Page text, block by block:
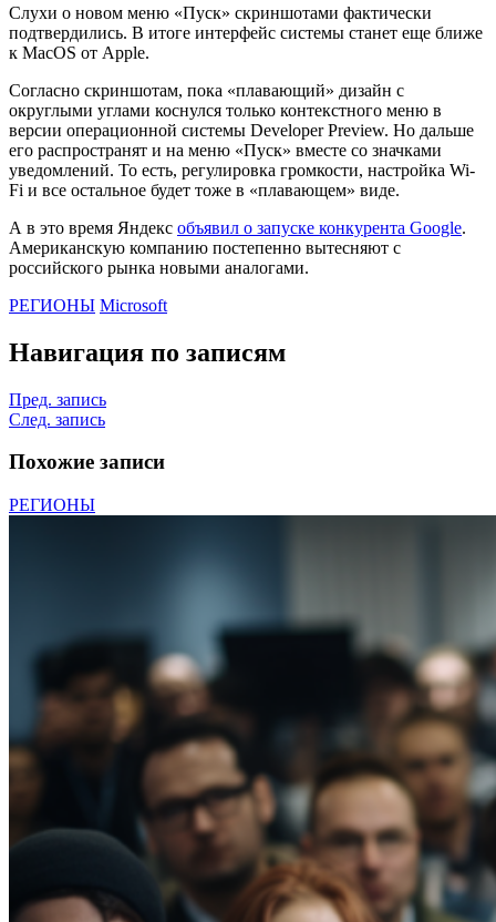
Слухи о новом меню «Пуск» скриншотами фактически
подтвердились. В итоге интерфейс системы станет еще ближе
к MacOS от Apple.
Согласно скриншотам, пока «плавающий» дизайн с
округлыми углами коснулся только контекстного меню в
версии операционной системы Developer Preview. Но дальше
его распространят и на меню «Пуск» вместе со значками
уведомлений. То есть, регулировка громкости, настройка Wi-
Fi и все остальное будет тоже в «плавающем» виде.
А в это время Яндекс объявил о запуске конкурента Google.
Американскую компанию постепенно вытесняют с
российского рынка новыми аналогами.
РЕГИОНЫ Microsoft
Навигация по записям
Пред. запись
След. запись
Похожие записи
РЕГИОНЫ